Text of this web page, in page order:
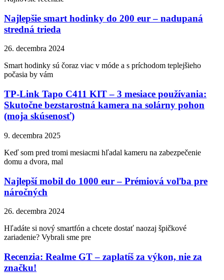
Najlepšie smart hodinky do 200 eur – nadupaná
stredná trieda
26. decembra 2024
Smart hodinky sú čoraz viac v móde a s príchodom teplejšieho
počasia by vám
TP-Link Tapo C411 KIT – 3 mesiace používania:
Skutočne bezstarostná kamera na solárny pohon
(moja skúsenosť)
9. decembra 2025
Keď som pred tromi mesiacmi hľadal kameru na zabezpečenie
domu a dvora, mal
Najlepší mobil do 1000 eur – Prémiová voľba pre
náročných
26. decembra 2024
Hľadáte si nový smartfón a chcete dostať naozaj špičkové
zariadenie? Vybrali sme pre
Recenzia: Realme GT – zaplatíš za výkon, nie za
značku!